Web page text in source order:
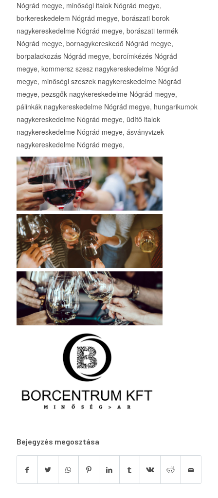
Nógrád megye, minőségi italok Nógrád megye,
borkereskedelem Nógrád megye, borászati borok
nagykereskedelme Nógrád megye, borászati termék
Nógrád megye, bornagykereskedő Nógrád megye,
borpalackozás Nógrád megye, borcímkézés Nógrád
megye, kommersz szesz nagykereskedelme Nógrád
megye, minőségi szeszek nagykereskedelme Nógrád
megye, pezsgők nagykereskedelme Nógrád megye,
pálinkák nagykereskedelme Nógrád megye, hungarikumok
nagykereskedelme Nógrád megye, üdítő italok
nagykereskedelme Nógrád megye, ásványvizek
nagykereskedelme Nógrád megye,
Bejegyzés megosztása